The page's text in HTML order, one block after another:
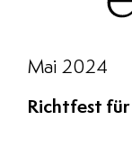
Mai 2024
Richtfest